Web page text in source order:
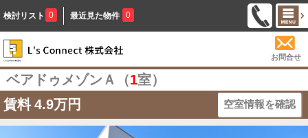
検討リスト 0 最近見た物件 0
お問合せ
ベアドゥメゾンＡ（1室）
賃料 4.9万円 空室情報を確認